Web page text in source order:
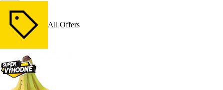
All Offers